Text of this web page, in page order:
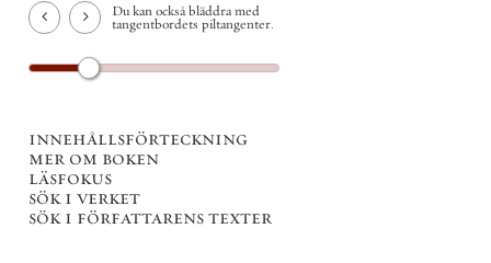
Du kan också bläddra med
tangentbordets piltangenter.
innehållsförteckning
mer om boken
läsfokus
sök i verket
sök i författarens texter